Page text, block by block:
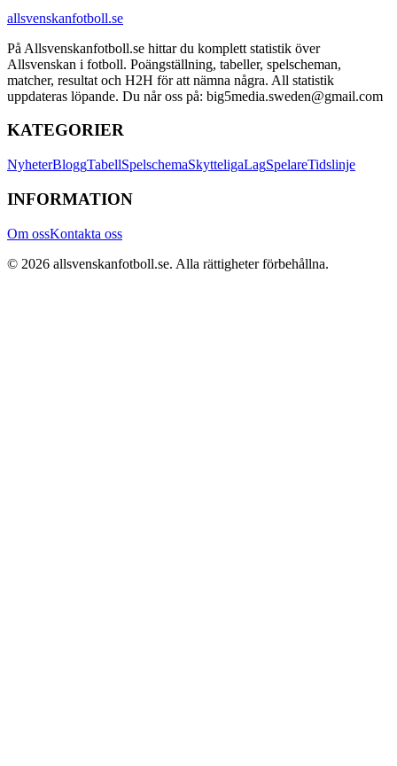
allsvenskanfotboll.se
På Allsvenskanfotboll.se hittar du komplett statistik över
Allsvenskan i fotboll. Poängställning, tabeller, spelscheman,
matcher, resultat och H2H för att nämna några. All statistik
uppdateras löpande. Du når oss på: big5media.sweden@gmail.com
KATEGORIER
NyheterBloggTabellSpelschemaSkytteligaLagSpelareTidslinje
INFORMATION
Om ossKontakta oss
© 2026 allsvenskanfotboll.se. Alla rättigheter förbehållna.